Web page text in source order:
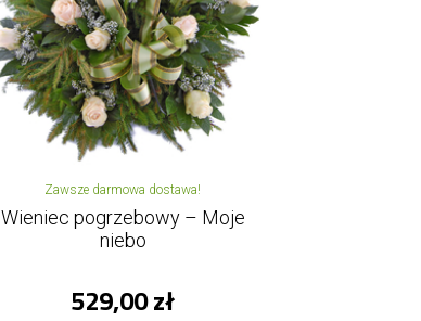
Zawsze darmowa dostawa!
Wieniec pogrzebowy – Moje
niebo
529,00 zł